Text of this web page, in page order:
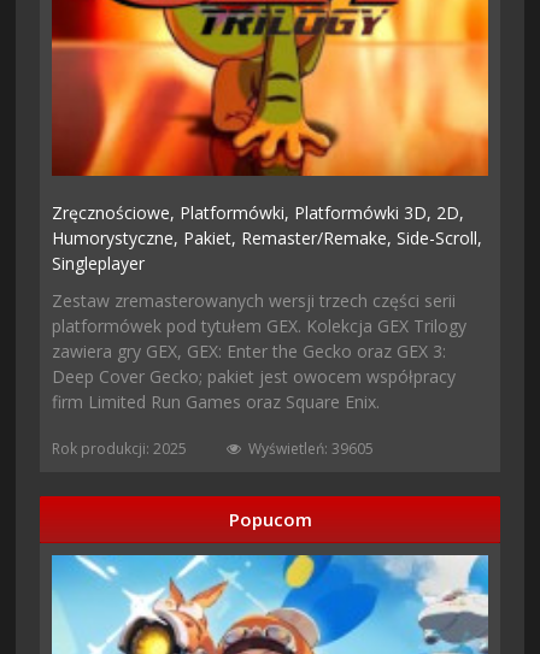
Zręcznościowe, Platformówki, Platformówki 3D, 2D,
Humorystyczne, Pakiet, Remaster/remake,Side-Scroll,
Singleplayer
Zestaw zremasterowanych wersji trzech części serii
platformówek pod tytułem GEX. Kolekcja GEX Trilogy
zawiera gry GEX, GEX: Enter the Gecko oraz GEX 3:
Deep Cover Gecko; pakiet jest owocem współpracy
firm Limited Run Games oraz Square Enix.
Rok produkcji: 2025 Wyświetleń: 39605
Popucom